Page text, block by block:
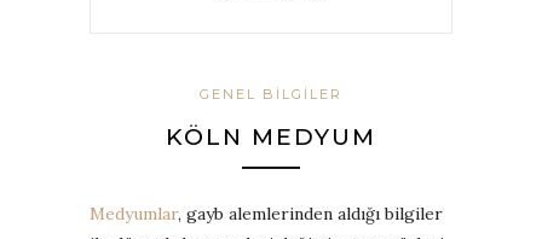
GENEL BILGILER
KÖLN MEDYUM
Medyumlar, gayb alemlerinden aldığı bilgiler